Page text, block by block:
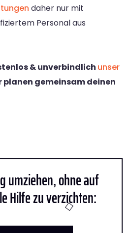
daher nur mit
Personal aus
& unverbindlich unser
planen gemeinsam deinen
umziehen, ohne auf
Hilfe zu verzichten: